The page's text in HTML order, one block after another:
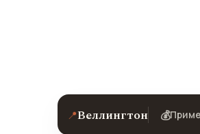
📍Веллингтон 💰